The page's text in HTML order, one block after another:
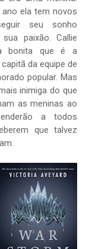
ano ela tem novos
seu sonho
paixão. Callie
bonita que é a
da equipe de
popular. Mas
inimiga do que
as meninas ao
a todos
que talvez